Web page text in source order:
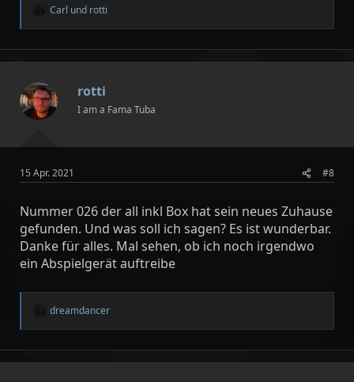
R
e
k
t
o
n
e
Carl und rotti
rotti
I am a Fama Tuba
15 Apr. 2021 #8
Nummer 026 der all inkl Box hat sein neues Zuhause
gefunden. Und was soll ich sagen? Es ist wunderbar.
Danke für alles. Mal sehen, ob ich noch irgendwo
ein Abspielgerät auftreibe
R
e
k
t
dreamdancer